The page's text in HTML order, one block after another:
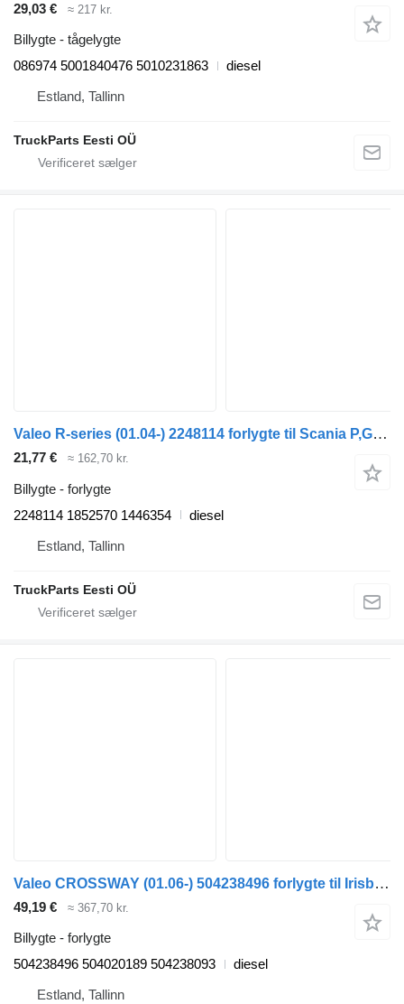
29,03 € ≈ 217 kr.
Billygte - tågelygte
086974 5001840476 5010231863
diesel
Estland, Tallinn
TruckParts Eesti OÜ
Valeo R-series (01.04-) 2248114 forlygte til Scania P,G,R,T-series (2004-2017) bus
21,77 € ≈ 162,70 kr.
Billygte - forlygte
2248114 1852570 1446354
diesel
Estland, Tallinn
TruckParts Eesti OÜ
Valeo CROSSWAY (01.06-) 504238496 forlygte til Irisbus Arway, Crossway, Crealis, Magelys, Proway, Daily Tourys (2006-)
49,19 € ≈ 367,70 kr.
Billygte - forlygte
504238496 504020189 504238093
diesel
Estland, Tallinn